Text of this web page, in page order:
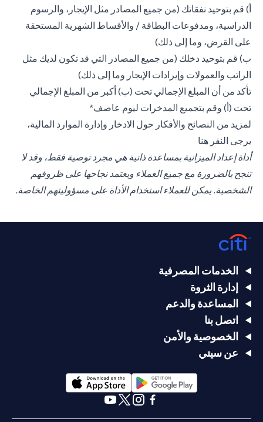
أ) قم بتوحيد نفقاتك (من جميع المصادر مثل الإيجار، والرسوم
الدراسية، ومدفوعات البطاقة / والأقساط الشهرية المستحقة
على القرض، وما إلى ذلك)
ب) قم بتوحيد دخلك (من جميع المصادر التي قد تكون لديك مثل
الراتب والعمولات وإيرادات الإيجار وما إلى ذلك)
تأكد من أن المبلغ الإجمالي تحت (ب) أكبر من المبلغ الإجمالي
تحت (أ) وقم بتجميع المدخرات ليوم عاصف*
لمزيد من النصائح والأفكار حول الادخار وإدارة الموارد المالية،
يرجى النقر هنا
أداة إعداد الميزانية بمساعدة ذاتية هي مجرد توصية فقط، وقد لا
تنجح بالضرورة مع جميع العملاء ويعتمد نجاحها على ظروفهم
الشخصية. يمكن للعملاء استخدام الأداة على مسؤوليتهم الخاصة.
الخدمات المصرفية
إدارة الثروة
المساعدة والدعم
اتصل بنا
الخصوصية والأمن
عن سيتي
opens in a new tab
opens in a new tab